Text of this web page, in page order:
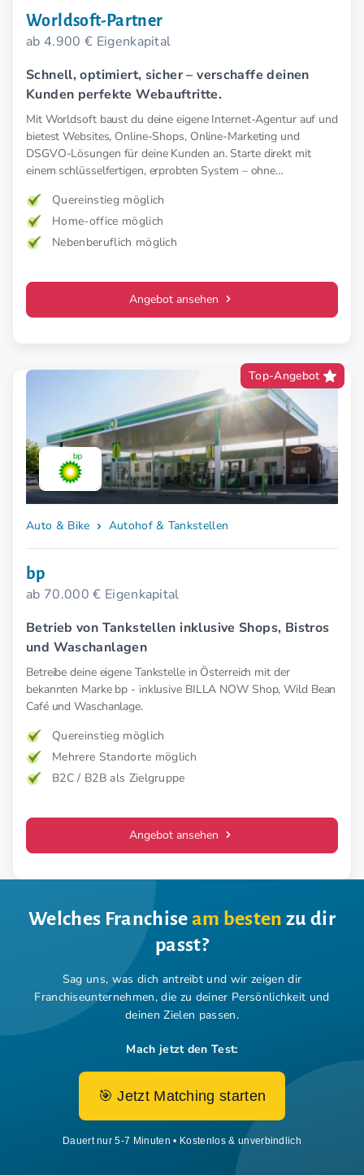
Worldsoft-Partner
ab 4.900 € Eigenkapital
Schnell, optimiert, sicher – verschaffe deinen
Kunden perfekte Webauftritte.
Mit Worldsoft baust du deine eigene Internet-Agentur auf und
bietest Websites, Online-Shops, Online-Marketing und
DSGVO-Lösungen für deine Kunden an. Starte direkt mit
einem schlüsselfertigen, erprobten System – ohne
Quereinstieg möglich
Home-office möglich
Nebenberuflich möglich
Angebot ansehen
Top-Angebot
Auto & Bike Autohof & Tankstellen
bp
ab 70.000 € Eigenkapital
Betrieb von Tankstellen inklusive Shops, Bistros
und Waschanlagen
Betreibe deine eigene Tankstelle in Österreich mit der
bekannten Marke bp - inklusive BILLA NOW Shop, Wild Bean
Café und Waschanlage.
Quereinstieg möglich
Mehrere Standorte möglich
B2C / B2B als Zielgruppe
Angebot ansehen
Welches Franchiseam besten zu dir
passt?
Sag uns, was dich antreibt und wir zeigen dir
Franchiseunternehmen, die zu deiner Persönlichkeit und
deinen Zielen passen.
Mach jetzt den Test:
🎯 Jetzt Matching starten
Dauert nur 5-7 Minuten • Kostenlos & unverbindlich